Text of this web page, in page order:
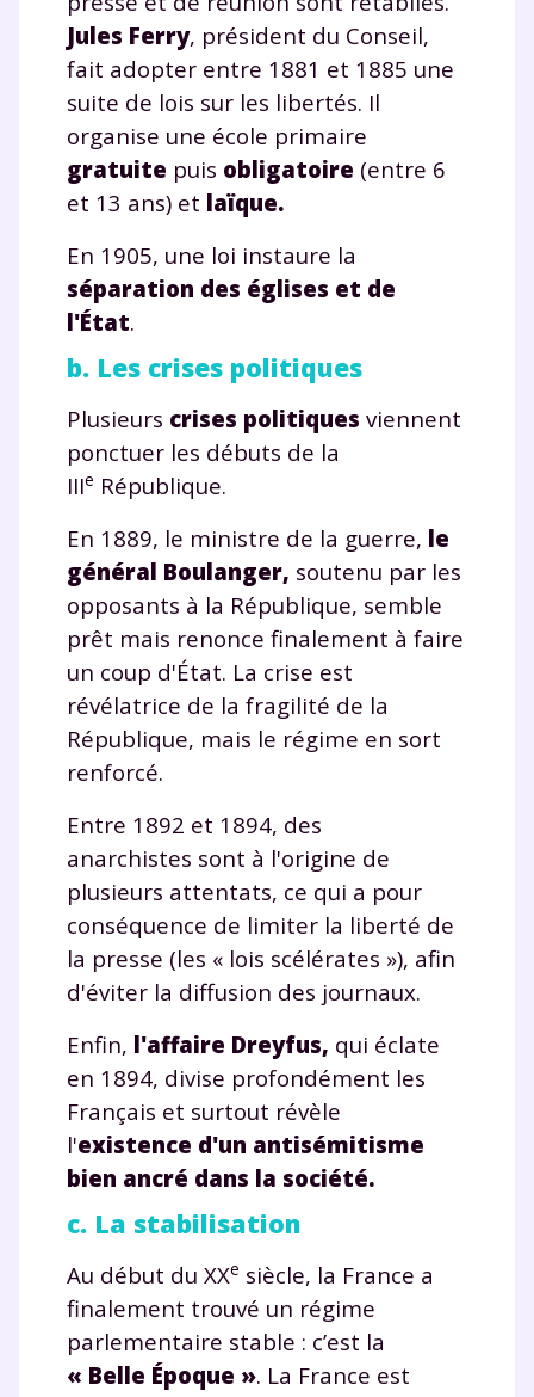
Jules Ferry, président du Conseil,
fait adopter entre 1881 et 1885 une
suite de lois sur les libertés. Il
organise une école primaire
gratuite puis obligatoire (entre 6
et 13 ans) et laïque.
En 1905, une loi instaure la
séparation des églises et de
l'État.
b. Les crises politiques
Plusieurs crises politiques viennent
ponctuer les débuts de la
IIIe République.
En 1889, le ministre de la guerre, le
général Boulanger, soutenu par les
opposants à la République, semble
prêt mais renonce finalement à faire
un coup d'État. La crise est
révélatrice de la fragilité de la
République, mais le régime en sort
renforcé.
Entre 1892 et 1894, des
anarchistes sont à l'origine de
plusieurs attentats, ce qui a pour
conséquence de limiter la liberté de
la presse (les « lois scélérates »), afin
d'éviter la diffusion des journaux.
Enfin, l'affaire Dreyfus, qui éclate
en 1894, divise profondément les
Français et surtout révèle
l'existence d'un antisémitisme
bien ancré dans la société.
c. La stabilisation
Au début du XXe siècle, la France a
finalement trouvé un régime
parlementaire stable : c’est la
« Belle Époque ». La France est
Envie de progresser
et de réussir votre
année scolaire ?
Testez gratuitement
pendant 24h notre
plateforme de soutien
scolaire !
Fiches de cours et vidéos
corrigés
podcasts de révisions
Unespace dédié aux parents
suivre les progrès
Tout le programme scolaire du CP à
la Terminale
Des profs expérimentés disponibles
vidéo
TESTER GRATUITEMENT
* Votre code d'accès sera envoyé à cette adresse e-mail. En
données à caractère personnel soient traitées par SEJER, sous
la marque myMaxicours, afin que SEJER puisse vous donner
accès au service de soutien scolaire pendant 24h. Pour en
savoir plus sur la gestion de vos données personnelles et
pour exercer vos droits, vous pouvez consulter
notre
charte.